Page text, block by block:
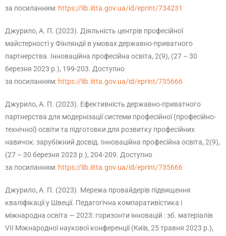
за посиланням: https://lib.iitta.gov.ua/id/eprint/734231
Джурило, А. П. (2023). Діяльність центрів професійної
майстерності у Фінляндії в умовах державно-приватного
партнерства. Інноваційна професійна освіта, 2(9), (27 – 30
березня 2023 р.), 199-203. Доступно
за посиланням: https://lib.iitta.gov.ua/id/eprint/735666
Джурило, А. П. (2023). Ефективність державно-приватного
партнерства для модернізації системи професійної (професійно-
технічної) освіти та підготовки для розвитку професійних
навичок: зарубіжний досвід. Інноваційна професійна освіта, 2(9),
(27 – 30 березня 2023 р.), 204-209. Доступно
за посиланням: https://lib.iitta.gov.ua/id/eprint/735666
Джурило, А. П. (2023). Мережа провайдерів підвищення
кваліфікації у Швеції. Педагогічна компаративістика і
міжнародна освіта — 2023: горизонти інновацій : зб. матеріалів
VІІ Міжнародної наукової конференції (Київ, 25 травня 2023 р.),